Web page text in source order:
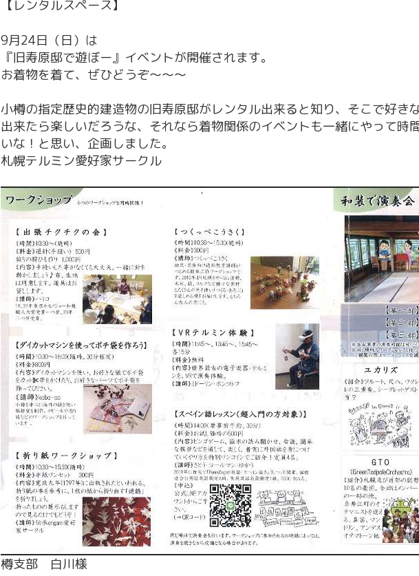
【レンタルスペース】
9月24日（日）は
『旧寿原邸で遊ぼー』イベントが開催されます。
お着物を着て、ぜひどうぞ〜〜〜
小樽の指定歴史的建造物の旧寿原邸がレンタル出来ると知り、そこで好き
出来たら楽しいだろうな、それなら着物関係のイベントも一緒にやって時
いな！と思い、企画しました。
札幌テルミン愛好家サークル
樽支部 白川様